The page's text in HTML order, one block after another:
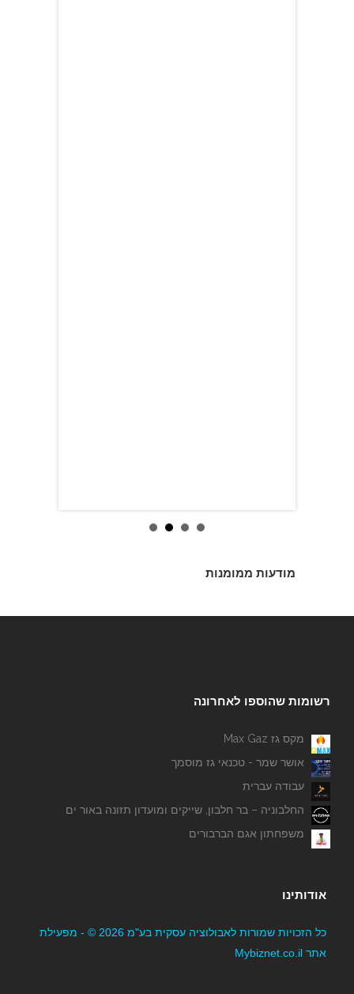
מודעות ממומנות
רשומות שהוספו לאחרונה
מקס גז Max Gaz
אושר שמר - טכנאי גז מוסמך
עבודה עברית
החלבוניה – בר חלבון, שייקים ומועדון תזונה באור ים
משפחתון אגם הברבורים
אודותינו
כל הזכויות שמורות לאבולוציה עסקית בע"מ 2026 © - מפעילת
אתר Mybiznet.co.il